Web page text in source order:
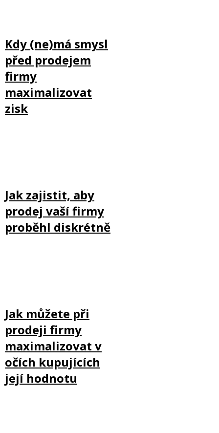
Kdy (ne)má smysl
před prodejem
firmy
maximalizovat
zisk
Jak zajistit, aby
prodej vaší firmy
proběhl diskrétně
Jak můžete při
prodeji firmy
maximalizovat v
očích kupujících
její hodnotu